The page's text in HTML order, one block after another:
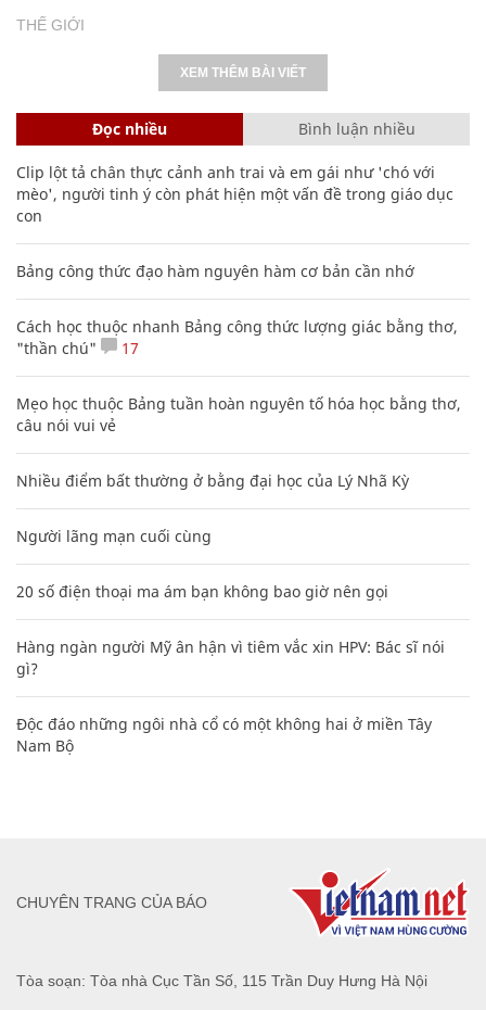
THẾ GIỚI
XEM THÊM BÀI VIẾT
Đọc nhiều Bình luận nhiều
Clip lột tả chân thực cảnh anh trai và em gái như 'chó với
mèo', người tinh ý còn phát hiện một vấn đề trong giáo dục
con
Bảng công thức đạo hàm nguyên hàm cơ bản cần nhớ
Cách học thuộc nhanh Bảng công thức lượng giác bằng thơ,
"thần chú"
17
Mẹo học thuộc Bảng tuần hoàn nguyên tố hóa học bằng thơ,
câu nói vui vẻ
Nhiều điểm bất thường ở bằng đại học của Lý Nhã Kỳ
Người lãng mạn cuối cùng
20 số điện thoại ma ám bạn không bao giờ nên gọi
Hàng ngàn người Mỹ ân hận vì tiêm vắc xin HPV: Bác sĩ nói
gì?
Độc đáo những ngôi nhà cổ có một không hai ở miền Tây
Nam Bộ
Tòa soạn: Tòa nhà Cục Tần Số, 115 Trần Duy Hưng Hà Nội
CHUYÊN TRANG CỦA BÁO